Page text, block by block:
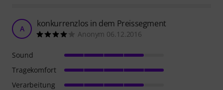
A konkurrenzlos in dem Preissegment
Anonym 06.12.2016
Sound
Tragekomfort
Verarbeitung